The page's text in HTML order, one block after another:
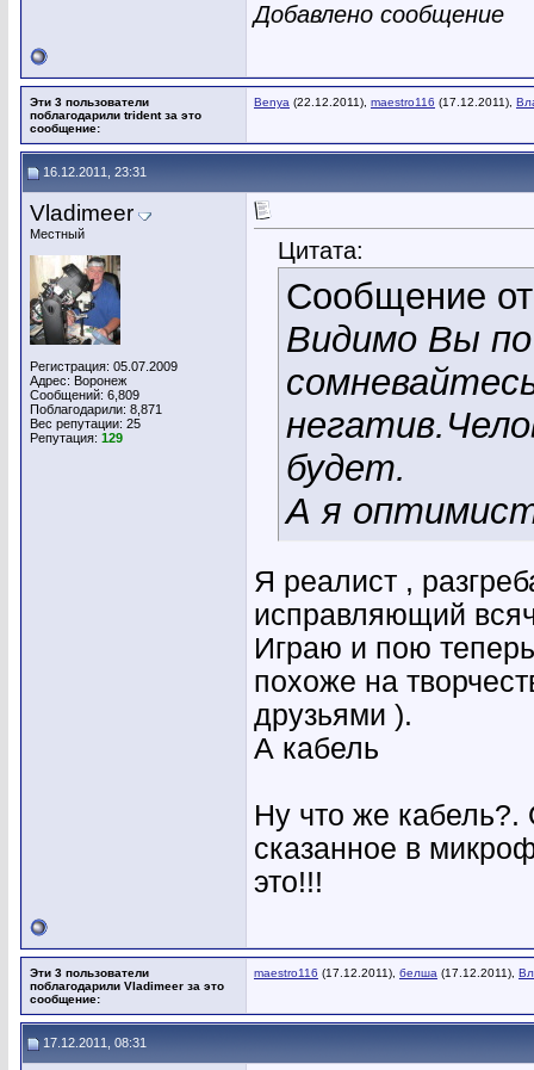
Добавлено сообщение
Эти 3 пользователи
поблагодарили trident за это
сообщение:
Benya (22.12.2011), maestro116 (17.12.2011),
16.12.2011, 23:31
Vladimeer
Местный
Регистрация: 05.07.2009
Адрес: Воронеж
Сообщений: 6,809
Поблагодарили: 8,871
Вес репутации: 25
Репутация: 129
Цитата:
Сообщение
Видимо Вы
будет.
А я
Я реалист ,
исправляющий
Играю и пою
похоже на
друзьями ).
А кабель
Ну что же кабель?.
сказанное в
это!!!
Эти 3 пользователи
поблагодарили Vladimeer за это
сообщение:
maestro116 (17.12.2011), белша (17.12.2011),
17.12.2011, 08:31